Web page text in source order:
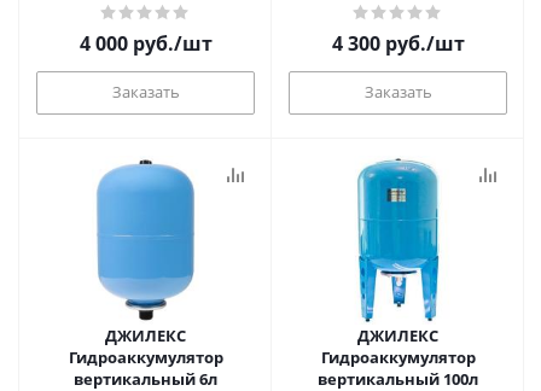
4 000руб./шт
Заказать
4 300руб./шт
Заказать
ДЖИЛЕКС
Гидроаккумулятор
вертикальный 6л
ДЖИЛЕКС
Гидроаккумулятор
вертикальный 100л